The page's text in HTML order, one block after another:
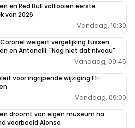
en Red Bull voltooien eerste
van 2026
Vandaag, 10:30
Coronel weigert vergelijking tussen
en Antonelli: "Nog niet dat niveau"
Vandaag, 09:45
voor ingrijpende wijziging F1-
Vandaag, 09:00
droomt van eigen museum na
voorbeeld Alonso